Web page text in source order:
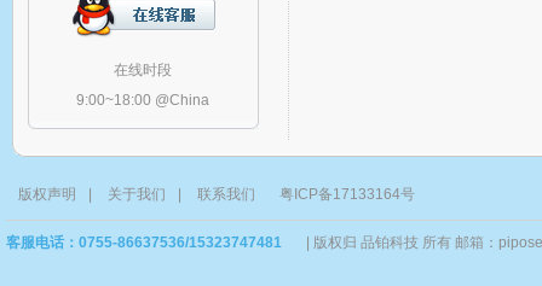
在线时段
9:00~18:00 @China
版权声明 关于我们 联系我们 粤ICP备17133164号
客服电话：0755-86637536/15323747481 版权归 品铂科技 所有 邮箱：